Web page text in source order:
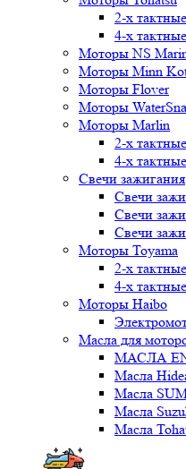
2-х
4-х
Моторы NS
Моторы Minn
Моторы Flover
Моторы
Моторы Marlin
2-х
4-х
Свечи зажигания
Свечи
Свечи
Свечи
Моторы Toyama
2-х
4-х
Моторы Haibo
Масла для
МАСЛА
Масла
Масла
Масла
Масла